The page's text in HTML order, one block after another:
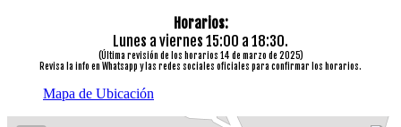
Horarios:
Lunes a viernes 15:00 a 18:30.
(Última revisión de los horarios 14 de marzo de 2025)
Revisa la info en Whatsapp y las redes sociales oficiales para confirmar los horarios.
Mapa de Ubicación